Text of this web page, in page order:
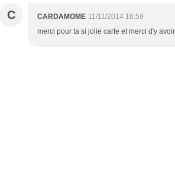
C CARDAMOME 11/11/2014 16:59
merci pour ta si jolie carte et merci d'y